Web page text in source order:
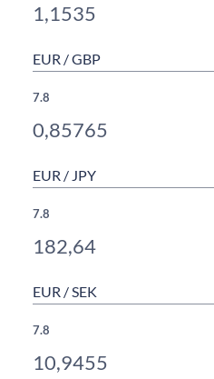
1,1535
EUR / GBP
7.8
0,85765
EUR / JPY
7.8
182,64
EUR / SEK
7.8
10,9455